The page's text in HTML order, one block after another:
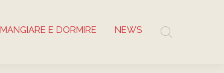
MANGIARE E DORMIRE NEWS